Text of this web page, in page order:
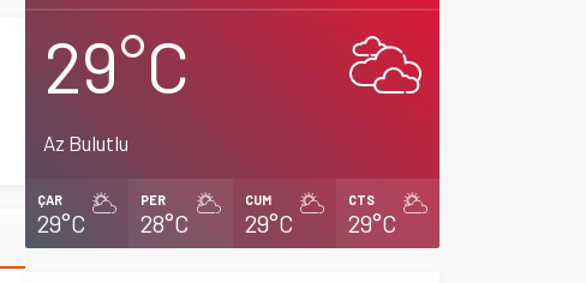
29°C
Az Bulutlu
ÇAR
29°C
PER
28°C
CUM
29°C
CTS
29°C